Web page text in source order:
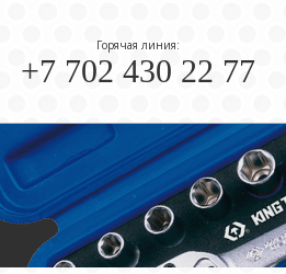
Горячая линия:
+7 702 430 22 77